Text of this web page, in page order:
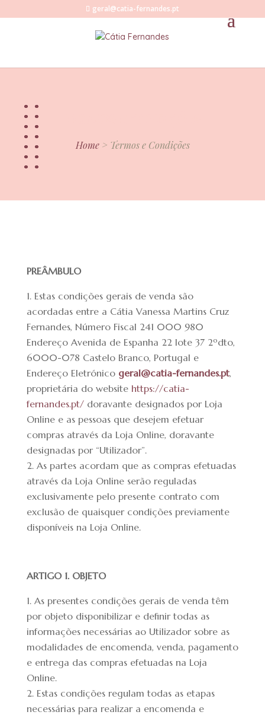
geral@catia-fernandes.pt
Home> Termos e Condições
PREÂMBULO
Estas condições gerais de venda são
acordadas entre a Cátia Vanessa Martins Cruz
Fernandes, Número Fiscal 241 000 980
Endereço Avenida de Espanha 22 lote 37 2ºdto,
6000-078 Castelo Branco, Portugal e
Endereço Eletrónico geral@catia-fernandes.pt,
proprietária do website https://catia-
fernandes.pt/ doravante designados por Loja
Online e as pessoas que desejem efetuar
compras através da Loja Online, doravante
designadas por “Utilizador”.
As partes acordam que as compras efetuadas
através da Loja Online serão reguladas
exclusivamente pelo presente contrato com
exclusão de quaisquer condições previamente
disponíveis na Loja Online.
ARTIGO 1. OBJETO
As presentes condições gerais de venda têm
por objeto disponibilizar e definir todas as
informações necessárias ao Utilizador sobre as
modalidades de encomenda, venda, pagamento
e entrega das compras efetuadas na Loja
Online.
Estas condições regulam todas as etapas
necessárias para realizar a encomenda e